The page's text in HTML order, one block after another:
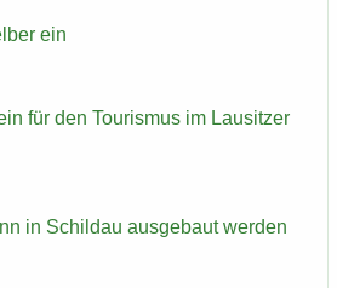
ein
für den Tou­ris­mus im Lau­sit­zer
in Schildau aus­ge­baut wer­den